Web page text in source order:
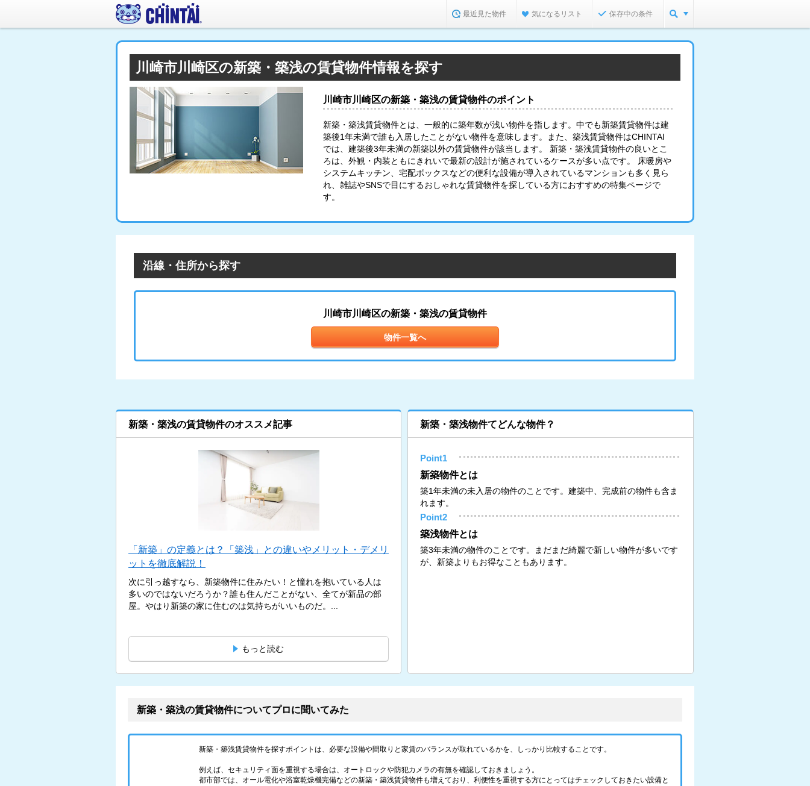
最近見た物件 気になるリスト 保存中の条件
川崎市川崎区の新築・築浅の賃貸物件情報を探す
川崎市川崎区の新築・築浅の賃貸物件のポイント
新築・築浅賃貸物件とは、一般的に築年数が浅い物件を指します。中でも新築賃貸物件は建
築後1年未満で誰も入居したことがない物件を意味します。また、築浅賃貸物件はCHINTAI
では、建築後3年未満の新築以外の賃貸物件が該当します。 新築・築浅賃貸物件の良いとこ
ろは、外観・内装ともにきれいで最新の設計が施されているケースが多い点です。 床暖房や
システムキッチン、宅配ボックスなどの便利な設備が導入されているマンションも多く見ら
れ、雑誌やSNSで目にするおしゃれな賃貸物件を探している方におすすめの特集ページで
す。
沿線・住所から探す
川崎市川崎区の新築・築浅の賃貸物件
物件一覧へ
新築・築浅の賃貸物件のオススメ記事
「新築」の定義とは？「築浅」との違いやメリット・デメリ
ットを徹底解説！
次に引っ越すなら、新築物件に住みたい！と憧れを抱いている人は
多いのではないだろうか？誰も住んだことがない、全てが新品の部
屋。やはり新築の家に住むのは気持ちがいいものだ。...
もっと読む
新築・築浅物件てどんな物件？
Point1
新築物件とは
築1年未満の未入居の物件のことです。建築中、完成前の物件も含ま
れます。
Point2
築浅物件とは
築3年未満の物件のことです。まだまだ綺麗で新しい物件が多いです
が、新築よりもお得なこともあります。
新築・築浅の賃貸物件についてプロに聞いてみた
新築・築浅賃貸物件を探すポイントは、必要な設備や間取りと家賃のバランスが取れているかを、しっかり比較することです。
例えば、セキュリティ面を重視する場合は、オートロックや防犯カメラの有無を確認しておきましょう。
都市部では、オール電化や浴室乾燥機完備などの新築・築浅賃貸物件も増えており、利便性を重視する方にとってはチェックしておきたい設備と